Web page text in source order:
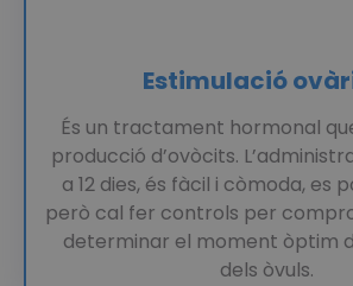
Estimulació
És un tractament hormonal
producció d’ovòcits.
a 12 dies, és fàcil i còmoda, es
però cal fer controls per
determinar el moment òptim
dels òvuls.